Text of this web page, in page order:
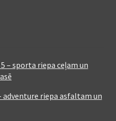
– sporta riepa ceļam un
riepa asfaltam un